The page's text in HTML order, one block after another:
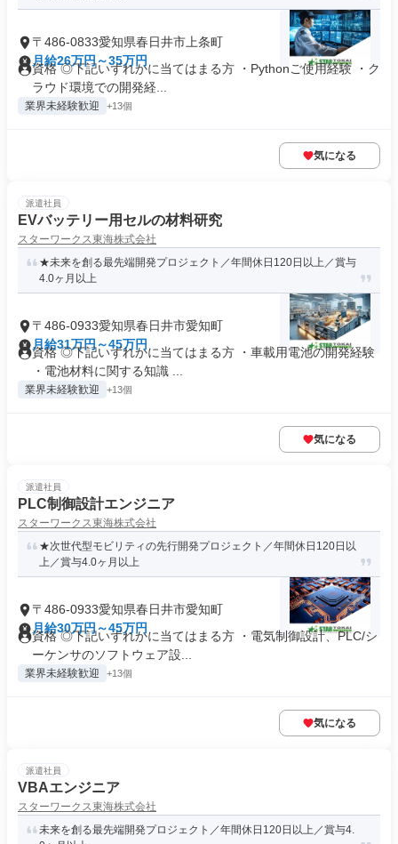
〒486-0833愛知県春日井市上条町
月給26万円～35万円
資格 ◎下記いずれかに当てはまる方 ・Pythonご使用経験 ・ク
ラウド環境での開発経...
業界未経験歓迎 +13個
気になる
派遣社員
EVバッテリー用セルの材料研究
スターワークス東海株式会社
★未来を創る最先端開発プロジェクト／年間休日120日以上／賞与
4.0ヶ月以上
〒486-0933愛知県春日井市愛知町
月給31万円～45万円
資格 ◎下記いずれかに当てはまる方 ・車載用電池の開発経験
・電池材料に関する知識 ...
業界未経験歓迎 +13個
気になる
派遣社員
PLC制御設計エンジニア
スターワークス東海株式会社
★次世代型モビリティの先行開発プロジェクト／年間休日120日以
上／賞与4.0ヶ月以上
〒486-0933愛知県春日井市愛知町
月給30万円～45万円
資格 ◎下記いずれかに当てはまる方 ・電気制御設計、PLC/シ
ーケンサのソフトウェア設...
業界未経験歓迎 +13個
気になる
派遣社員
VBAエンジニア
スターワークス東海株式会社
未来を創る最先端開発プロジェクト／年間休日120日以上／賞与4.